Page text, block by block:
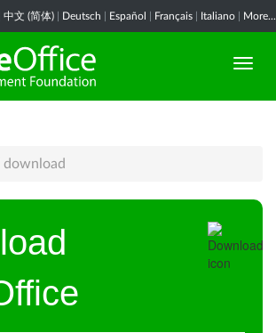
中文 (简体) Deutsch Español Français Italiano More...
download